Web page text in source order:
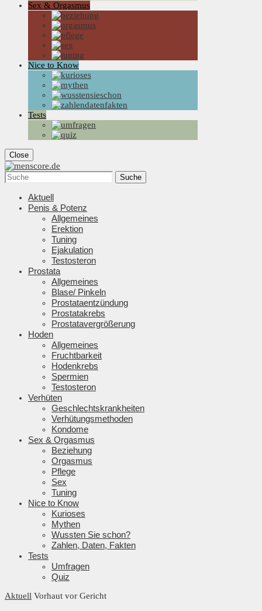
Sex & Orgasmus
Nice to Know
Tests
Close
Suche
Aktuell
Penis & Potenz
Allgemeines
Erektion
Tuning
Ejakulation
Testosteron
Prostata
Allgemeines
Blase/ Pinkeln
Prostataentzündung
Prostatakrebs
Prostatavergrößerung
Hoden
Allgemeines
Fruchtbarkeit
Hodenkrebs
Spermien
Testosteron
Verhüten
Geschlechtskrankheiten
Verhütungsmethoden
Kondome
Sex & Orgasmus
Beziehung
Orgasmus
Pflege
Sex
Tuning
Nice to Know
Kurioses
Mythen
Wussten Sie schon?
Zahlen, Daten, Fakten
Tests
Umfragen
Quiz
Aktuell Vorhaut vor Gericht